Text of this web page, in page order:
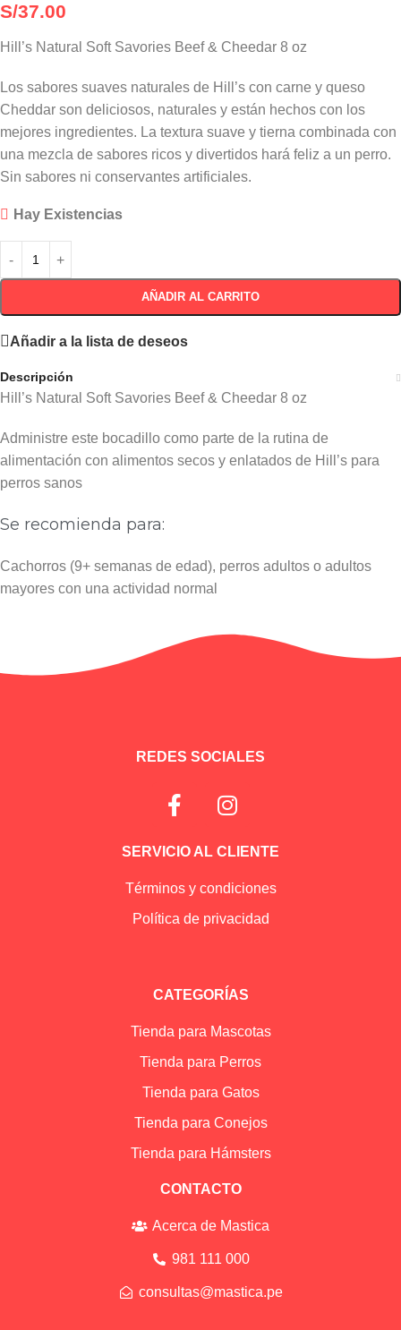
S/37.00
Hill’s Natural Soft Savories Beef & Cheedar 8 oz
Los sabores suaves naturales de Hill’s con carne y queso
Cheddar son deliciosos, naturales y están hechos con los
mejores ingredientes. La textura suave y tierna combinada con
una mezcla de sabores ricos y divertidos hará feliz a un perro.
Sin sabores ni conservantes artificiales.
Hay Existencias
AÑADIR AL CARRITO
Añadir a la lista de deseos
Descripción
Hill’s Natural Soft Savories Beef & Cheedar 8 oz
Administre este bocadillo como parte de la rutina de
alimentación con alimentos secos y enlatados de Hill’s para
perros sanos
Se recomienda para:
Cachorros (9+ semanas de edad), perros adultos o adultos
mayores con una actividad normal
REDES SOCIALES
SERVICIO AL CLIENTE
Términos y condiciones
Política de privacidad
CATEGORÍAS
Tienda para Mascotas
Tienda para Perros
Tienda para Gatos
Tienda para Conejos
Tienda para Hámsters
CONTACTO
Acerca de Mastica
981 111 000
consultas@mastica.pe